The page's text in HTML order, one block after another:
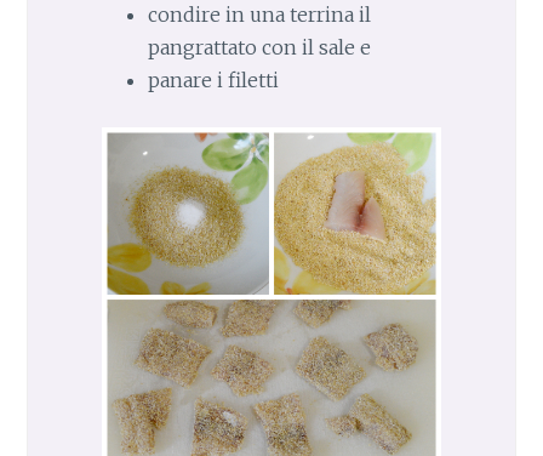
condire in una terrina il
pangrattato con il sale e
panare i filetti